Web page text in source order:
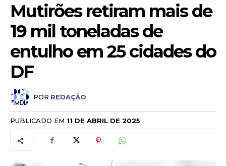
Mutirões retiram mais de
19 mil toneladas de
entulho em 25 cidades do
DF
POR REDAÇÃO
PUBLICADO EM 11 DE ABRIL DE 2025